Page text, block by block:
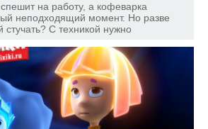
на работу, а кофеварка
неподходящий момент. Но разве
С техникой нужно
что-нибудь придумают!